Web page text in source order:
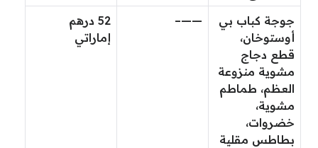
جوجة كباب بي
أوستوخان،
قطع دجاج
مشوية منزوعة
العظم، طماطم
مشوية،
خضروات،
بطاطس مقلية
——–
52 درهم
إماراتي